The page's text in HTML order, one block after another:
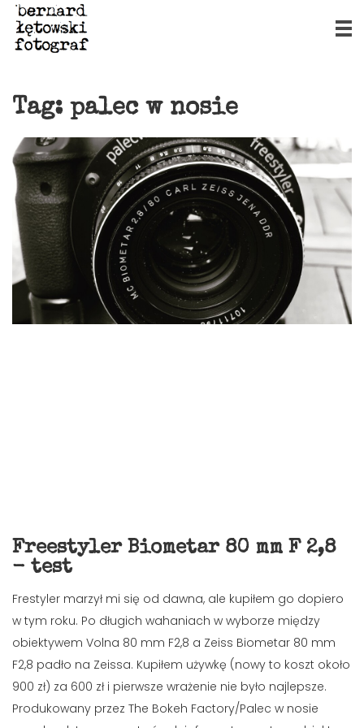
Tag: palec w nosie
Freestyler Biometar 80 mm F 2,8
- test
Frestyler marzył mi się od dawna, ale kupiłem go dopiero
w tym roku. Po długich wahaniach w wyborze między
obiektywem Volna 80 mm F2,8 a Zeiss Biometar 80 mm
F2,8 padło na Zeissa. Kupiłem używkę (nowy to koszt około
900 zł) za 600 zł i pierwsze wrażenie nie było najlepsze.
Produkowany przez The Bokeh Factory/Palec w nosie